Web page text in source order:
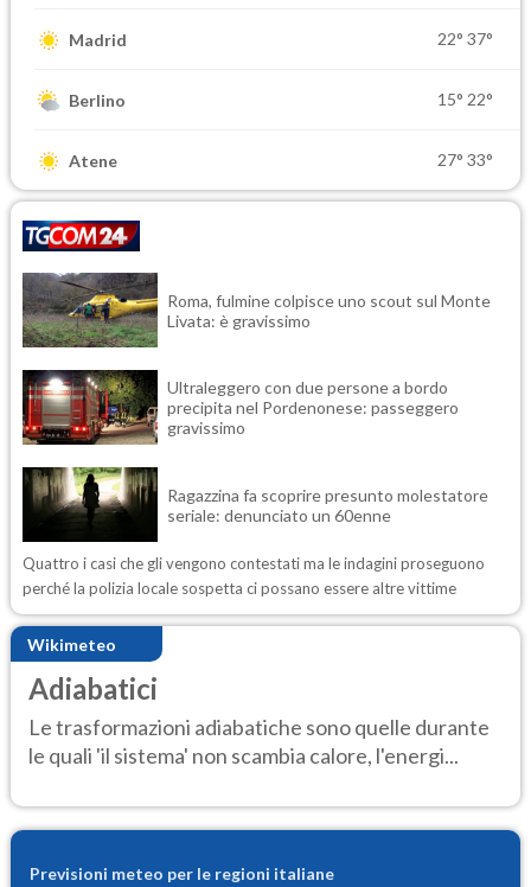
Madrid 22° 37°
Berlino 15° 22°
Atene 27° 33°
Roma, fulmine colpisce uno scout sul Monte
Livata: è gravissimo
Ultraleggero con due persone a bordo
precipita nel Pordenonese: passeggero
gravissimo
Ragazzina fa scoprire presunto molestatore
seriale: denunciato un 60enne
Quattro i casi che gli vengono contestati ma le indagini proseguono
perché la polizia locale sospetta ci possano essere altre vittime
Wikimeteo
Adiabatici
Le trasformazioni adiabatiche sono quelle durante
le quali 'il sistema' non scambia calore, l'energi...
Previsioni meteo per le regioni italiane